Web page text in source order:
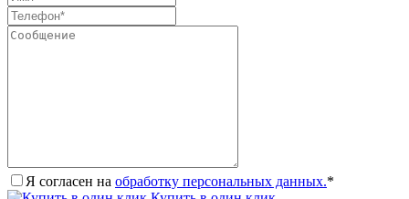
Я согласен на обработку персональных данных.*